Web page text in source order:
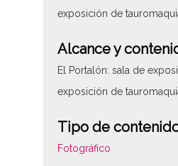
exposición de
Alcance y
El Portalón: sala de
exposición de
Tipo de
Fotográfico